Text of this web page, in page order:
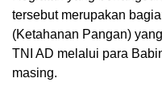
tersebut merupakan
(Ketahanan Pangan)
TNI AD melalui para
masing.